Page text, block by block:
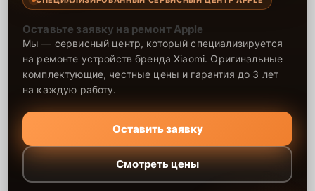
Оставьте заявку на ремонт Apple
Мы — сервисный центр, который специализируется
на ремонте устройств бренда Xiaomi. Оригинальные
комплектующие, честные цены и гарантия до 3 лет
на каждую работу.
Оставить заявку
Смотреть цены